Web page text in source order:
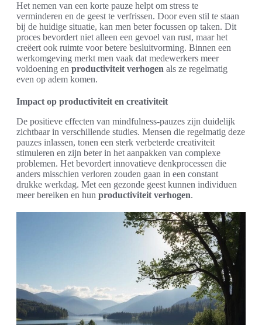
Het nemen van een korte pauze helpt om stress te
verminderen en de geest te verfrissen. Door even stil te staan
bij de huidige situatie, kan men beter focussen op taken. Dit
proces bevordert niet alleen een gevoel van rust, maar het
creëert ook ruimte voor betere besluitvorming. Binnen een
werkomgeving merkt men vaak dat medewerkers meer
voldoening en productiviteit verhogen als ze regelmatig
even op adem komen.
Impact op productiviteit en creativiteit
De positieve effecten van mindfulness-pauzes zijn duidelijk
zichtbaar in verschillende studies. Mensen die regelmatig deze
pauzes inlassen, tonen een sterk verbeterde creativiteit
stimuleren en zijn beter in het aanpakken van complexe
problemen. Het bevordert innovatieve denkprocessen die
anders misschien verloren zouden gaan in een constant
drukke werkdag. Met een gezonde geest kunnen individuen
meer bereiken en hun productiviteit verhogen.